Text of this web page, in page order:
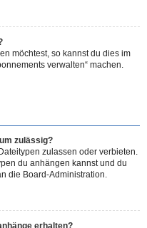
möchtest, so kannst du dies im
verwalten“ machen.
zulässig?
zulassen oder verbieten.
du anhängen kannst und du
die Board-Administration.
erhalten?